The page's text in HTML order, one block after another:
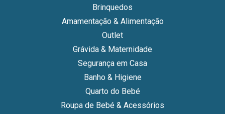
Brinquedos
Amamentação & Alimentação
Outlet
Grávida & Maternidade
Segurança em Casa
Banho & Higiene
Quarto do Bebé
Roupa de Bebé & Acessórios